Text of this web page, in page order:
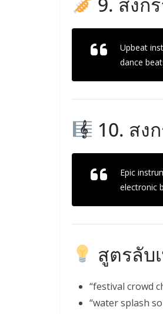
Upbeat
dance
10. สง
Epic
electronic
สูตรลับ
“festival crowd
“water splash